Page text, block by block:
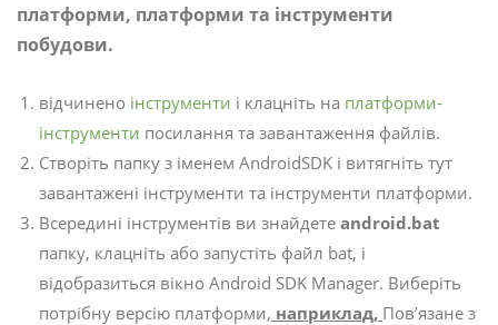
платформи, платформи та інструменти
побудови.
відчинено інструменти і клацніть на платформи-
інструменти посилання та завантаження файлів.
Створіть папку з іменем AndroidSDK і витягніть тут
завантажені інструменти та інструменти платформи.
Всередині інструментів ви знайдете android.bat
папку, клацніть або запустіть файл bat, і
відобразиться вікно Android SDK Manager. Виберіть
потрібну версію платформи, наприклад, Пов’язане з